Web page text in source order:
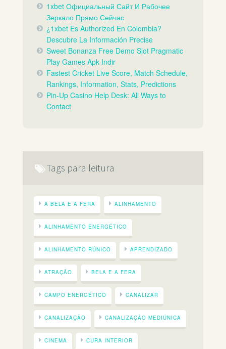
1xbet Официальный Сайт И Рабочее
Зеркало Прямо Сейчас️
¿1xbet Es Authorized En Colombia?
Descubre La Información Precise
Sweet Bonanza Free Demo Slot Pragmatic
Play Games Apk Indir
Fastest Cricket Live Score, Match Schedule,
Rankings, Information, Stats, Predictions
Pin-Up Casino Help Desk: All Ways to
Contact
Tags para leitura
A BELA E A FERA ALINHAMENTO
ALINHAMENTO ENERGÉTICO
ALINHAMENTO RÚNICO APRENDIZADO
ATRAÇÃO BELA E A FERA
CAMPO ENERGÉTICO CANALIZAR
CANALIZAÇÃO CANALIZAÇÃO MEDIÚNICA
CINEMA CURA INTERIOR